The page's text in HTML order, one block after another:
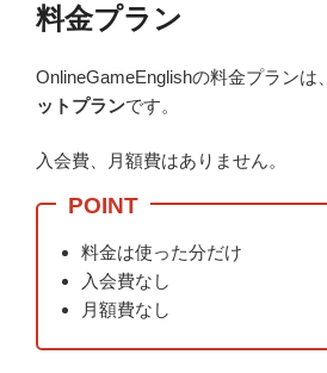
料金プラン
OnlineGameEnglishの料金プランは、
ットプランです。
入会費、月額費はありません。
料金は使った分だけ
入会費なし
月額費なし